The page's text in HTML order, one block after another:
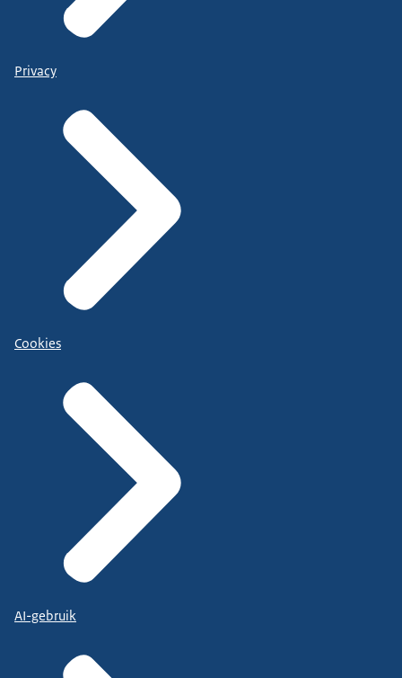
Privacy
Cookies
AI-gebruik